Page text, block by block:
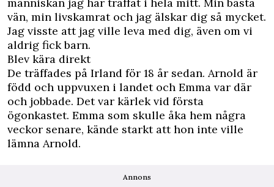
vän, min livskamrat och jag älskar dig så mycket.
Jag visste att jag ville leva med dig, även om vi
aldrig fick barn.
Blev kära direkt
De träffades på Irland för 18 år sedan. Arnold är
född och uppvuxen i landet och Emma var där
och jobbade. Det var kärlek vid första
ögonkastet. Emma som skulle åka hem några
veckor senare, kände starkt att hon inte ville
lämna Arnold.
Annons